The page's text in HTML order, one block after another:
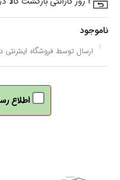
ناموجود
ارسال توسط فروشگاه
اطلاع